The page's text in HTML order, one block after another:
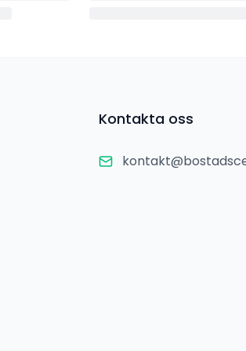
Kontakta oss